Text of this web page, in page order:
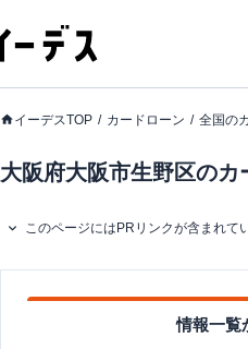
イーデスTOP カードローン 全国の
大阪府大阪市生野区の
このページにはPRリンクが含まれて
情報一覧